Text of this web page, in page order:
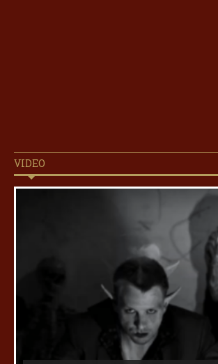
VIDEO